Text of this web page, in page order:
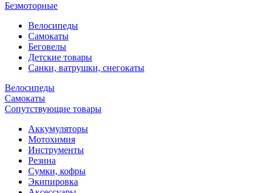
Безмоторные
Велосипеды
Самокаты
Беговелы
Детские товары
Санки, ватрушки, снегокаты
Велосипеды
Самокаты
Сопутствующие товары
Аккумуляторы
Мотохимия
Инструменты
Резина
Сумки, кофры
Экипировка